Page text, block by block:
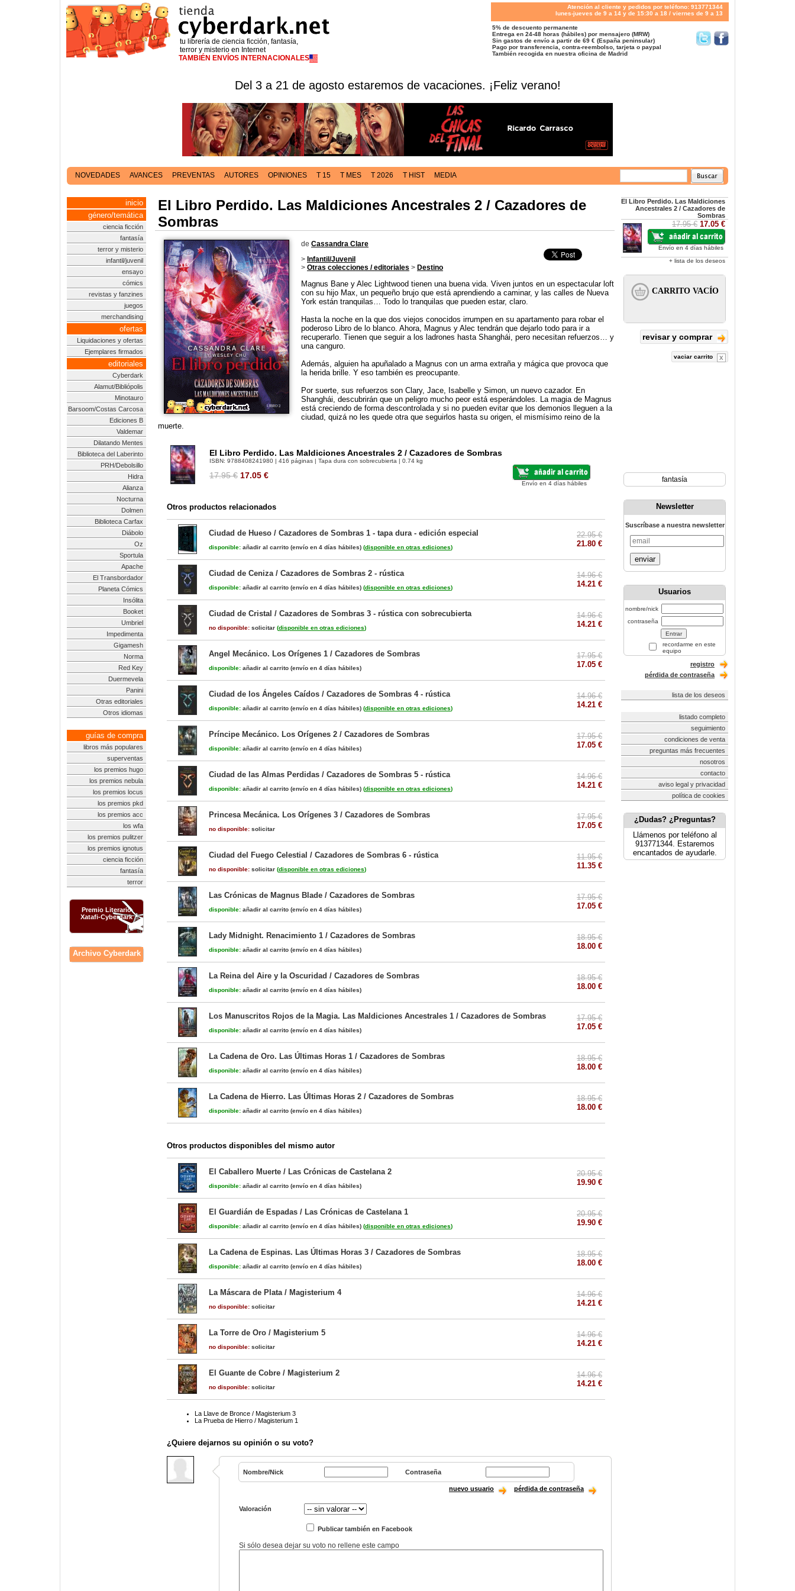
tu librería de ciencia ficción, fantasía,
terror y misterio en Internet
TAMBIÉN ENVÍOS INTERNACIONALES
Atención al cliente y pedidos por teléfono: 913771344
lunes-jueves de 9 a 14 y de 15:30 a 18 / viernes de 9 a 13
5% de descuento permanente
Entrega en 24-48 horas (hábiles) por mensajero (MRW)
Sin gastos de envío a partir de 69 € (España peninsular)
Pago por transferencia, contra-reembolso, tarjeta o paypal
También recogida en nuestra oficina de Madrid
Del 3 a 21 de agosto estaremos de vacaciones. ¡Feliz verano!
NOVEDADES AVANCES PREVENTAS AUTORES OPINIONES T 15 T MES T 2026 T HIST MEDIA
inicio
género/temática
ciencia ficción
fantasía
terror y misterio
infantil/juvenil
ensayo
cómics
revistas y fanzines
juegos
merchandising
ofertas
Liquidaciones y ofertas
Ejemplares firmados
editoriales
Cyberdark
Alamut/Bibliópolis
Minotauro
Barsoom/Costas Carcosa
Ediciones B
Valdemar
Dilatando Mentes
Biblioteca del Laberinto
PRH/Debolsillo
Hidra
Alianza
Nocturna
Dolmen
Biblioteca Carfax
Diábolo
Oz
Sportula
Apache
El Transbordador
Planeta Cómics
Insólita
Booket
Umbriel
Impedimenta
Gigamesh
Norma
Red Key
Duermevela
Panini
Otras editoriales
Otros idiomas
guías de compra
libros más populares
superventas
los premios hugo
los premios nebula
los premios locus
los premios pkd
los premios acc
los wfa
los premios pulitzer
los premios ignotus
ciencia ficción
fantasía
terror
Premio Literario
Xatafi-Cyberdark
Archivo Cyberdark
El Libro Perdido. Las Maldiciones Ancestrales 2 / Cazadores de
Sombras
de Cassandra Clare
> Infantil/Juvenil
> Otras colecciones / editoriales > Destino
Magnus Bane y Alec Lightwood tienen una buena vida. Viven juntos en un espectacular loft
con su hijo Max, un pequeño brujo que está aprendiendo a caminar, y las calles de Nueva
York están tranquilas… Todo lo tranquilas que pueden estar, claro.
Hasta la noche en la que dos viejos conocidos irrumpen en su apartamento para robar el
poderoso Libro de lo blanco. Ahora, Magnus y Alec tendrán que dejarlo todo para ir a
recuperarlo. Tienen que seguir a los ladrones hasta Shanghái, pero necesitan refuerzos… y
una canguro.
Además, alguien ha apuñalado a Magnus con un arma extraña y mágica que provoca que
la herida brille. Y eso también es preocupante.
Por suerte, sus refuerzos son Clary, Jace, Isabelle y Simon, un nuevo cazador. En
Shanghái, descubrirán que un peligro mucho peor está esperándoles. La magia de Magnus
está creciendo de forma descontrolada y si no pueden evitar que los demonios lleguen a la
ciudad, quizá no les quede otra que seguirlos hasta su origen, el mismísimo reino de la
muerte.
El Libro Perdido. Las Maldiciones Ancestrales 2 / Cazadores de Sombras
ISBN: 9788408241980 | 416 páginas | Tapa dura con sobrecubierta | 0.74 kg
17.95 € 17.05 €
Envío en 4 días hábiles
Otros productos relacionados
Ciudad de Hueso / Cazadores de Sombras 1 - tapa dura - edición especial
disponible: añadir al carrito (envío en 4 días hábiles) (disponible en otras ediciones)
22.95 €
21.80 €
Ciudad de Ceniza / Cazadores de Sombras 2 - rústica
disponible: añadir al carrito (envío en 4 días hábiles) (disponible en otras ediciones)
14.96 €
14.21 €
Ciudad de Cristal / Cazadores de Sombras 3 - rústica con sobrecubierta
no disponible: solicitar (disponible en otras ediciones)
14.96 €
14.21 €
Angel Mecánico. Los Orígenes 1 / Cazadores de Sombras
disponible: añadir al carrito (envío en 4 días hábiles)
17.95 €
17.05 €
Ciudad de los Ángeles Caídos / Cazadores de Sombras 4 - rústica
disponible: añadir al carrito (envío en 4 días hábiles) (disponible en otras ediciones)
14.96 €
14.21 €
Príncipe Mecánico. Los Orígenes 2 / Cazadores de Sombras
disponible: añadir al carrito (envío en 4 días hábiles)
17.95 €
17.05 €
Ciudad de las Almas Perdidas / Cazadores de Sombras 5 - rústica
disponible: añadir al carrito (envío en 4 días hábiles) (disponible en otras ediciones)
14.96 €
14.21 €
Princesa Mecánica. Los Orígenes 3 / Cazadores de Sombras
no disponible: solicitar
17.95 €
17.05 €
Ciudad del Fuego Celestial / Cazadores de Sombras 6 - rústica
no disponible: solicitar (disponible en otras ediciones)
11.95 €
11.35 €
Las Crónicas de Magnus Blade / Cazadores de Sombras
disponible: añadir al carrito (envío en 4 días hábiles)
17.95 €
17.05 €
Lady Midnight. Renacimiento 1 / Cazadores de Sombras
disponible: añadir al carrito (envío en 4 días hábiles)
18.95 €
18.00 €
La Reina del Aire y la Oscuridad / Cazadores de Sombras
disponible: añadir al carrito (envío en 4 días hábiles)
18.95 €
18.00 €
Los Manuscritos Rojos de la Magia. Las Maldiciones Ancestrales 1 / Cazadores de Sombras
disponible: añadir al carrito (envío en 4 días hábiles)
17.95 €
17.05 €
La Cadena de Oro. Las Últimas Horas 1 / Cazadores de Sombras
disponible: añadir al carrito (envío en 4 días hábiles)
18.95 €
18.00 €
La Cadena de Hierro. Las Últimas Horas 2 / Cazadores de Sombras
disponible: añadir al carrito (envío en 4 días hábiles)
18.95 €
18.00 €
Otros productos disponibles del mismo autor
El Caballero Muerte / Las Crónicas de Castelana 2
disponible: añadir al carrito (envío en 4 días hábiles)
20.95 €
19.90 €
El Guardián de Espadas / Las Crónicas de Castelana 1
disponible: añadir al carrito (envío en 4 días hábiles) (disponible en otras ediciones)
20.95 €
19.90 €
La Cadena de Espinas. Las Últimas Horas 3 / Cazadores de Sombras
disponible: añadir al carrito (envío en 4 días hábiles)
18.95 €
18.00 €
La Máscara de Plata / Magisterium 4
no disponible: solicitar
14.96 €
14.21 €
La Torre de Oro / Magisterium 5
no disponible: solicitar
14.96 €
14.21 €
El Guante de Cobre / Magisterium 2
no disponible: solicitar
14.96 €
14.21 €
La Llave de Bronce / Magisterium 3
La Prueba de Hierro / Magisterium 1
¿Quiere dejarnos su opinión o su voto?
Nombre/Nick Contraseña
nuevo usuario pérdida de contraseña
Valoración
Publicar también en Facebook
Si sólo desea dejar su voto no rellene este campo
El Libro Perdido. Las Maldiciones
Ancestrales 2 / Cazadores de
Sombras
17.95 € 17.05 €
Envío en 4 días hábiles
+ lista de los deseos
revisar y comprar
vaciar carrito
fantasía
Newsletter
Suscríbase a nuestra newsletter
enviar
Usuarios
nombre/nick
contraseña
recordarme en este
equipo
registro
pérdida de contraseña
lista de los deseos
listado completo
seguimiento
condiciones de venta
preguntas más frecuentes
nosotros
contacto
aviso legal y privacidad
política de cookies
¿Dudas? ¿Preguntas?
Llámenos por teléfono al
913771344. Estaremos
encantados de ayudarle.